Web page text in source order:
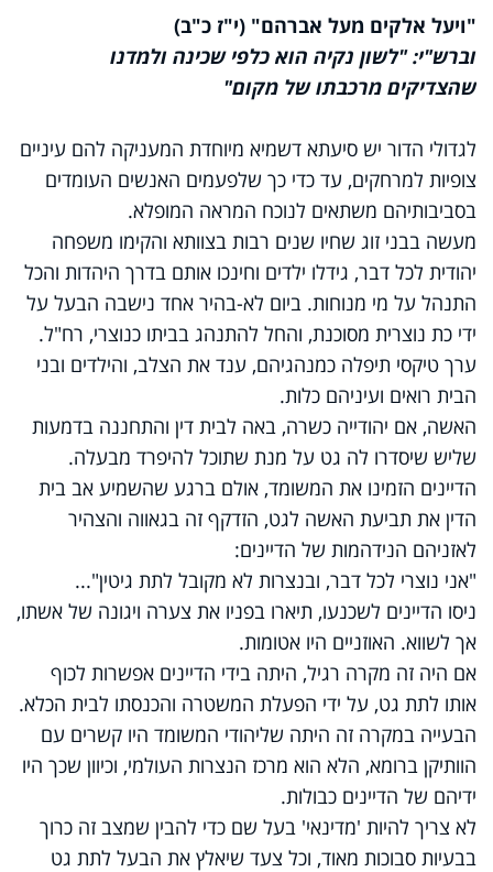
"ויעל אלקים מעל אברהם" (י"ז כ"ב)
וברש"י: "לשון נקיה הוא כלפי שכינה ולמדנו
שהצדיקים מרכבתו של מקום"
לגדולי הדור יש סיעתא דשמיא מיוחדת המעניקה להם עיניים
צופיות למרחקים, עד כדי כך שלפעמים האנשים העומדים
בסביבותיהם משתאים לנוכח המראה המופלא.
מעשה בבני זוג שחיו שנים רבות בצוותא והקימו משפחה
יהודית לכל דבר, גידלו ילדים וחינכו אותם בדרך היהדות והכל
התנהל על מי מנוחות. ביום לא-בהיר אחד נישבה הבעל על
ידי כת נוצרית מסוכנת, והחל להתנהג בביתו כנוצרי, רח"ל.
ערך טיקסי תיפלה כמנהגיהם, ענד את הצלב, והילדים ובני
הבית רואים ועיניהם כלות.
האשה, אם יהודייה כשרה, באה לבית דין והתחננה בדמעות
שליש שיסדרו לה גט על מנת שתוכל להיפרד מבעלה.
הדיינים הזמינו את המשומד, אולם ברגע שהשמיע אב בית
הדין את תביעת האשה לגט, הזדקף זה בגאווה והצהיר
לאזניהם הנידהמות של הדיינים:
"אני נוצרי לכל דבר, ובנצרות לא מקובל לתת גיטין"...
ניסו הדיינים לשכנעו, תיארו בפניו את צערה ויגונה של אשתו,
אך לשווא. האוזניים היו אטומות.
אם היה זה מקרה רגיל, היתה בידי הדיינים אפשרות לכוף
אותו לתת גט, על ידי הפעלת המשטרה והכנסתו לבית הכלא.
הבעייה במקרה זה היתה שליהודי המשומד היו קשרים עם
הוותיקן ברומא, הלא הוא מרכז הנצרות העולמי, וכיוון שכך היו
ידיהם של הדיינים כבולות.
לא צריך להיות 'מדינאי' בעל שם כדי להבין שמצב זה כרוך
בבעיות סבוכות מאוד, וכל צעד שיאלץ את הבעל לתת גט